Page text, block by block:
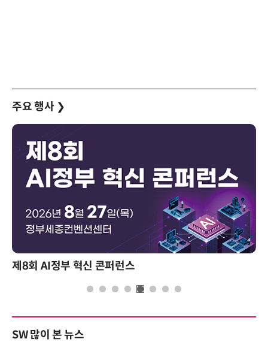
주요 행사 ❯
제8회 AI정부 혁신 콘퍼런스
SW 많이 본 뉴스